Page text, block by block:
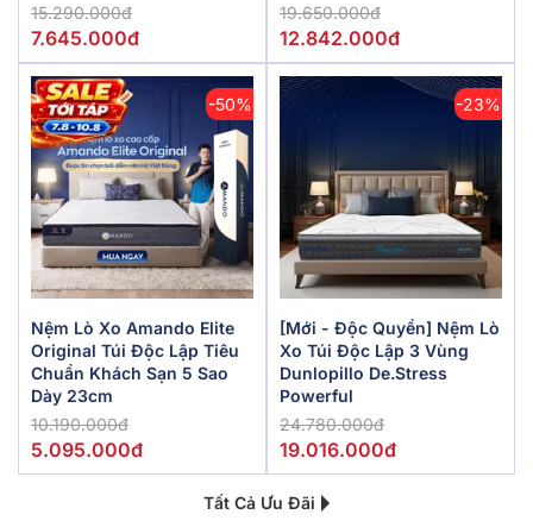
15.290.000đ
7.645.000đ
19.650.000đ
12.842.000đ
-50%
Nệm Lò Xo Amando Elite
Original Túi Độc Lập Tiêu
Chuẩn Khách Sạn 5 Sao
Dày 23cm
10.190.000đ
5.095.000đ
-23%
[Mới - Độc Quyền] Nệm Lò
Xo Túi Độc Lập 3 Vùng
Dunlopillo De.Stress
Powerful
24.780.000đ
19.016.000đ
Tất Cả Ưu Đãi